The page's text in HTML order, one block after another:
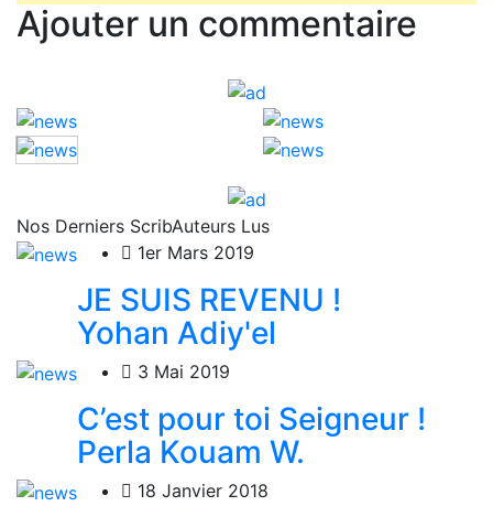
Ajouter un commentaire
Nos Derniers ScribAuteurs Lus
1er Mars 2019
JE SUIS REVENU !
Yohan Adiy'el
3 Mai 2019
C’est pour toi Seigneur !
Perla Kouam W.
18 Janvier 2018